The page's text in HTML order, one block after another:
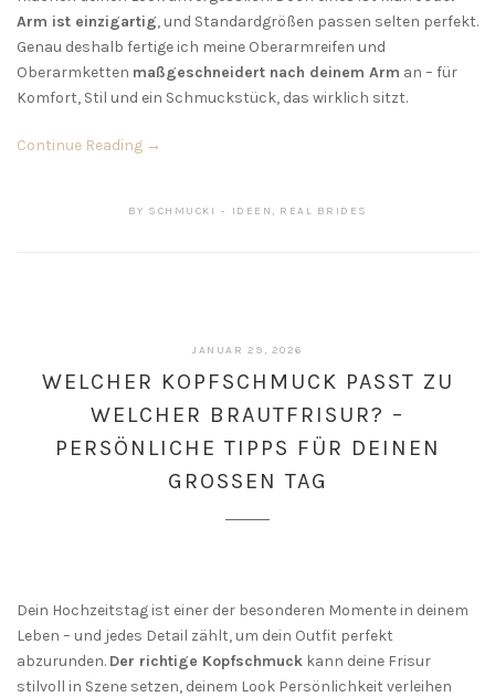
Arm ist einzigartig, und Standardgrößen passen selten perfekt.
Genau deshalb fertige ich meine Oberarmreifen und
Oberarmketten maßgeschneidert nach deinem Arm an – für
Komfort, Stil und ein Schmuckstück, das wirklich sitzt.
Continue Reading →
BY SCHMUCKI IDEEN , REAL BRIDES
JANUAR 29, 2026
WELCHER KOPFSCHMUCK PASST ZU
WELCHER BRAUTFRISUR? –
PERSÖNLICHE TIPPS FÜR DEINEN
GROSSEN TAG
Dein Hochzeitstag ist einer der besonderen Momente in deinem
Leben – und jedes Detail zählt, um dein Outfit perfekt
abzurunden. Der richtige Kopfschmuck kann deine Frisur
stilvoll in Szene setzen, deinem Look Persönlichkeit verleihen